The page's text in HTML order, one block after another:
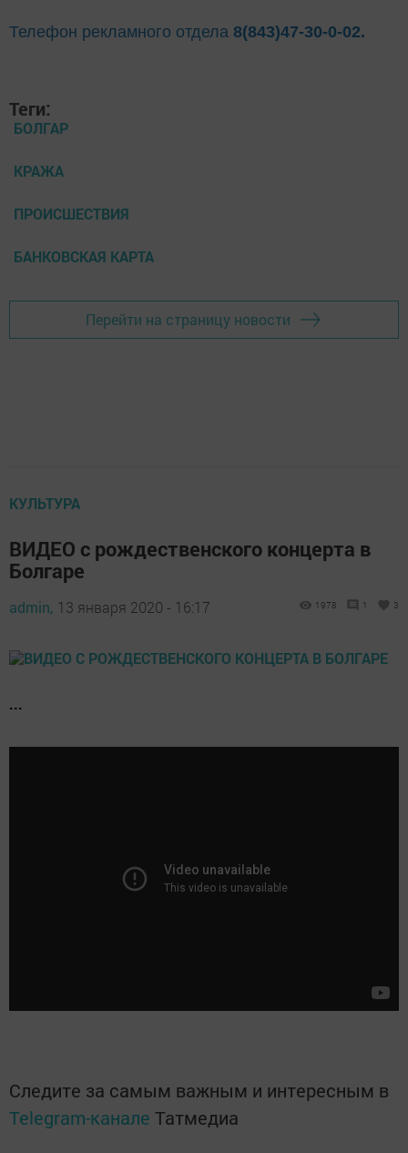
Телефон рекламного отдела 8(843)47-30-0-02.
Теги:
БОЛГАР
КРАЖА
ПРОИСШЕСТВИЯ
БАНКОВСКАЯ КАРТА
Перейти на страницу новости
КУЛЬТУРА
ВИДЕО с рождественского концерта в
Болгаре
admin, 13 января 2020 - 16:17 1978 1 3
...
Следите за самым важным и интересным в
Telegram-канале Татмедиа